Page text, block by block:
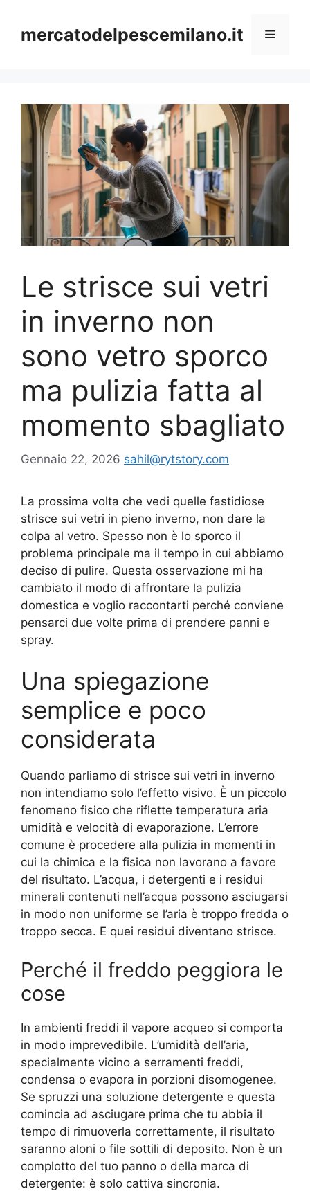
contenuto
mercatodelpescemilano.it Menu
Le strisce sui vetri
in inverno non
sono vetro sporco
ma pulizia fatta al
momento sbagliato
Gennaio 22, 2026 sahil@rytstory.com
La prossima volta che vedi quelle fastidiose
strisce sui vetri in pieno inverno, non dare la
colpa al vetro. Spesso non è lo sporco il
problema principale ma il tempo in cui abbiamo
deciso di pulire. Questa osservazione mi ha
cambiato il modo di affrontare la pulizia
domestica e voglio raccontarti perché conviene
pensarci due volte prima di prendere panni e
spray.
Una spiegazione
semplice e poco
considerata
Quando parliamo di strisce sui vetri in inverno
non intendiamo solo l’effetto visivo. È un piccolo
fenomeno fisico che riflette temperatura aria
umidità e velocità di evaporazione. L’errore
comune è procedere alla pulizia in momenti in
cui la chimica e la fisica non lavorano a favore
del risultato. L’acqua, i detergenti e i residui
minerali contenuti nell’acqua possono asciugarsi
in modo non uniforme se l’aria è troppo fredda o
troppo secca. E quei residui diventano strisce.
Perché il freddo peggiora le
cose
In ambienti freddi il vapore acqueo si comporta
in modo imprevedibile. L’umidità dell’aria,
specialmente vicino a serramenti freddi,
condensa o evapora in porzioni disomogenee.
Se spruzzi una soluzione detergente e questa
comincia ad asciugare prima che tu abbia il
tempo di rimuoverla correttamente, il risultato
saranno aloni o file sottili di deposito. Non è un
complotto del tuo panno o della marca di
detergente: è solo cattiva sincronia.